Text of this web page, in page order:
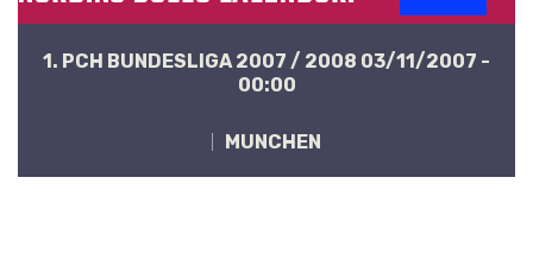
1. PCH BUNDESLIGA 2007 / 2008 03/11/2007 -
00:00
MÜNCHEN